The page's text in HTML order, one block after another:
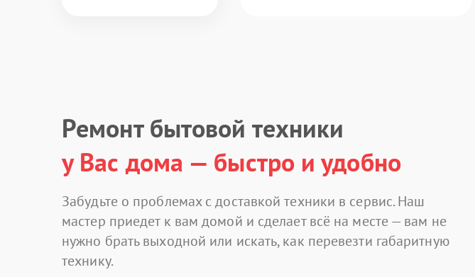
Ремонт бытовой техники
у Вас дома — быстро и удобно
Забудьте о проблемах с доставкой техники в сервис. Наш
мастер приедет к вам домой и сделает всё на месте — вам не
нужно брать выходной или искать, как перевезти габаритную
технику.